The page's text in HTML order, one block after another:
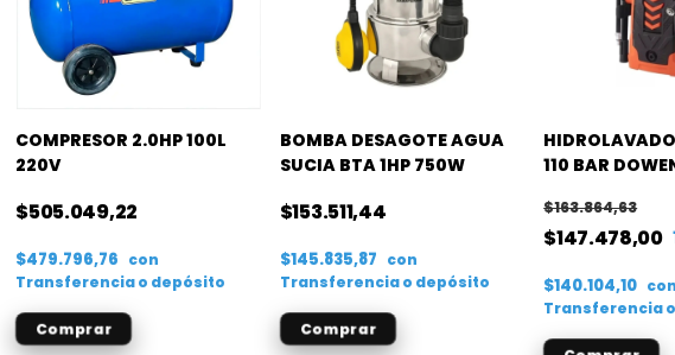
COMPRESOR 2.0HP 100L
220V
$505.049,22
$479.796,76 con
Transferencia o depósito
BOMBA DESAGOTE AGUA
SUCIA BTA 1HP 750W
$153.511,44
$145.835,87 con
Transferencia o depósito
110 BAR
$147.478,00
$163.864,63
$140.104,10 con
Transferencia